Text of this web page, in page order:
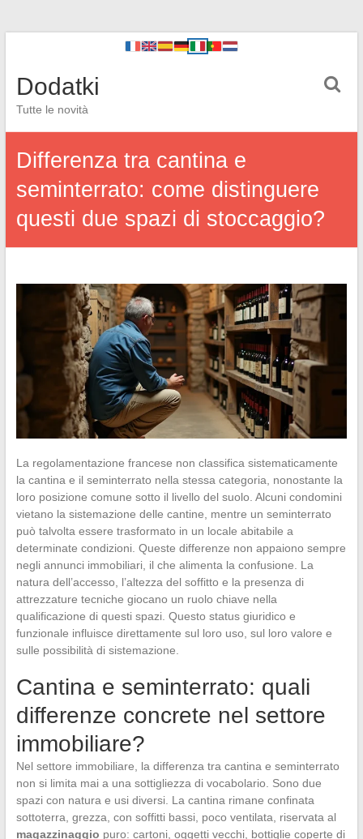
Dodatki
Tutte le novità
Differenza tra cantina e
seminterrato: come distinguere
questi due spazi di stoccaggio?
La regolamentazione francese non classifica sistematicamente
la cantina e il seminterrato nella stessa categoria, nonostante la
loro posizione comune sotto il livello del suolo. Alcuni condomini
vietano la sistemazione delle cantine, mentre un seminterrato
può talvolta essere trasformato in un locale abitabile a
determinate condizioni. Queste differenze non appaiono sempre
negli annunci immobiliari, il che alimenta la confusione. La
natura dell’accesso, l’altezza del soffitto e la presenza di
attrezzature tecniche giocano un ruolo chiave nella
qualificazione di questi spazi. Questo status giuridico e
funzionale influisce direttamente sul loro uso, sul loro valore e
sulle possibilità di sistemazione.
Cantina e seminterrato: quali
differenze concrete nel settore
immobiliare?
Nel settore immobiliare, la differenza tra cantina e seminterrato
non si limita mai a una sottigliezza di vocabolario. Sono due
spazi con natura e usi diversi. La cantina rimane confinata
sottoterra, grezza, con soffitti bassi, poco ventilata, riservata al
magazzinaggio puro: cartoni, oggetti vecchi, bottiglie coperte di